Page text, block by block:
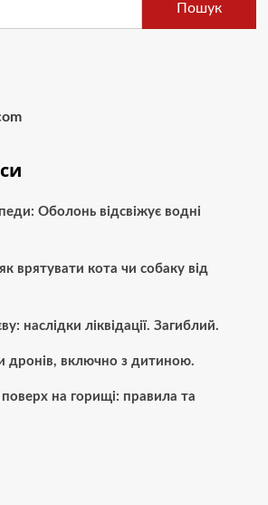
Пошук
Оболонь відсвіжує водні
врятувати кота чи собаку від
наслідки ліквідації. Загиблий.
дронів, включно з дитиною.
на горищі: правила та